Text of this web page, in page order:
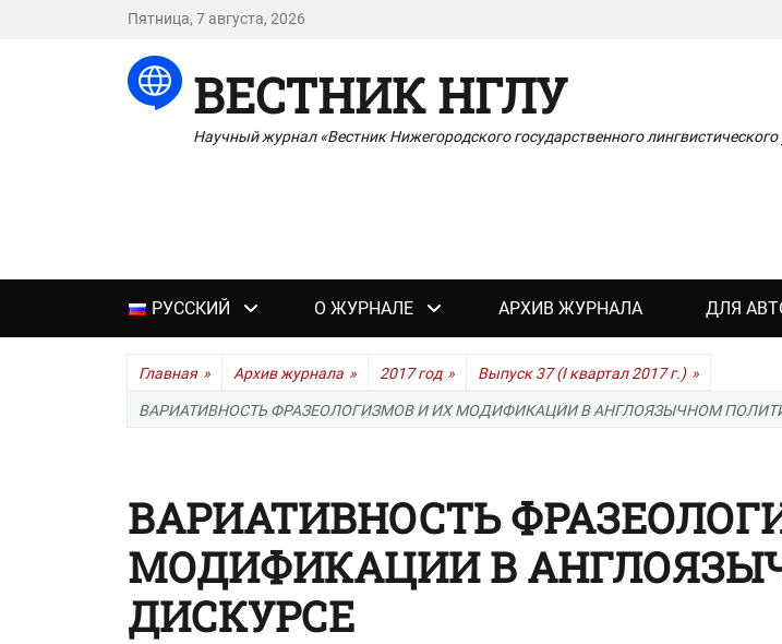
Пятница, 7 августа, 2026
ВЕСТНИК НГЛУ
Научный журнал «Вестник Нижегородского государственного
Основное
меню
РУССКИЙ О ЖУРНАЛЕ АРХИВ ЖУРНАЛА ДЛЯ
Главная » Архив журнала » 2017 год » Выпуск 37 (I квартал 2017 г.) »
ВАРИАТИВНОСТЬ ФРАЗЕОЛОГИЗМОВ И ИХ МОДИФИКАЦИИ В АНГЛОЯЗЫЧНОМ
ВАРИАТИВНОСТЬ
МОДИФИКАЦИИ В
ДИСКУРСЕ